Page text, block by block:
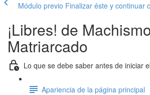
Módulo previo Finalizar éste y continuar
¡Libres! de
Matriarcado
Lo que se debe saber antes de iniciar
Apariencia de la página principal